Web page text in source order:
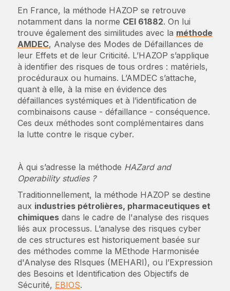
En France, la méthode HAZOP se retrouve
notamment dans la norme CEI 61882. On lui
trouve également des similitudes avec la méthode
AMDEC, Analyse des Modes de Défaillances de
leur Effets et de leur Criticité. L’HAZOP s’applique
à identifier des risques de tous ordres : matériels,
procéduraux ou humains. L’AMDEC s’attache,
quant à elle, à la mise en évidence des
défaillances systémiques et à l’identification de
combinaisons cause - défaillance - conséquence.
Ces deux méthodes sont complémentaires dans
la lutte contre le risque cyber.
À qui s’adresse la méthode HAZard and
Operability studies ?
Traditionnellement, la méthode HAZOP se destine
aux industries pétrolières, pharmaceutiques et
chimiquesdans le cadre de l'analyse des risques
liés aux processus. L’analyse des risques cyber
de ces structures est historiquement basée sur
des méthodes comme la MEthode Harmonisée
d'Analyse des RIsques (MEHARI), ou l’Expression
des Besoins et Identification des Objectifs de
Sécurité, EBIOS.